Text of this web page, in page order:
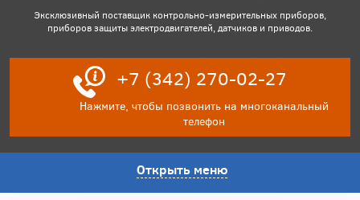
Эксклюзивный поставщик контрольно-измерительных приборов,
приборов защиты электродвигателей, датчиков и приводов.
+7 (342) 270-02-27
Нажмите, чтобы позвонить на многоканальный
телефон
Открыть меню